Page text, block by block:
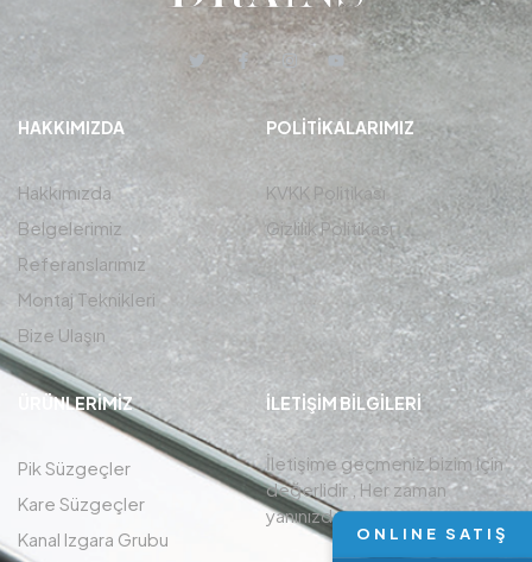
HAKKIMIZDA
Hakkımızda
Belgelerimiz
Referanslarımız
Montaj Teknikleri
Bize Ulaşın
POLITIKALARIMIZ
KVKK Politikası
Gizlilik Politikası
ÜRÜNLERIMIZ
Pik Süzgeçler
Kare Süzgeçler
Kanal Izgara Grubu
İLETIŞIM BİLGİLERİ
İletişime geçmeniz bizim için
değerlidir , Her zaman
yanınızdayız.
ONLINE SATIŞ